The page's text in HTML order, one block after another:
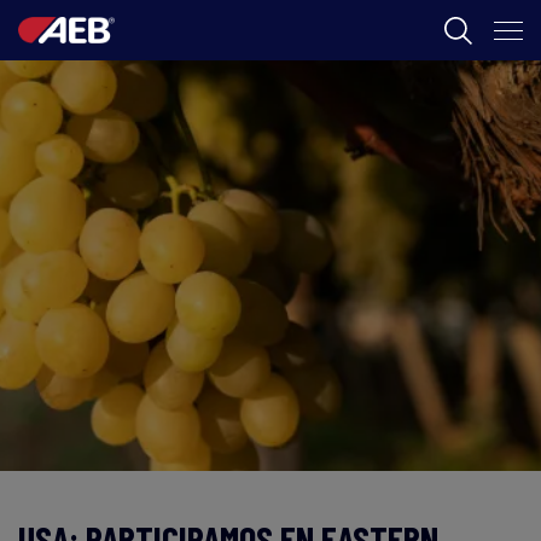
AEB
ENOLOGIA
CERVEZA
FOOD
SPIRITS
AEB ACADEMY
CL